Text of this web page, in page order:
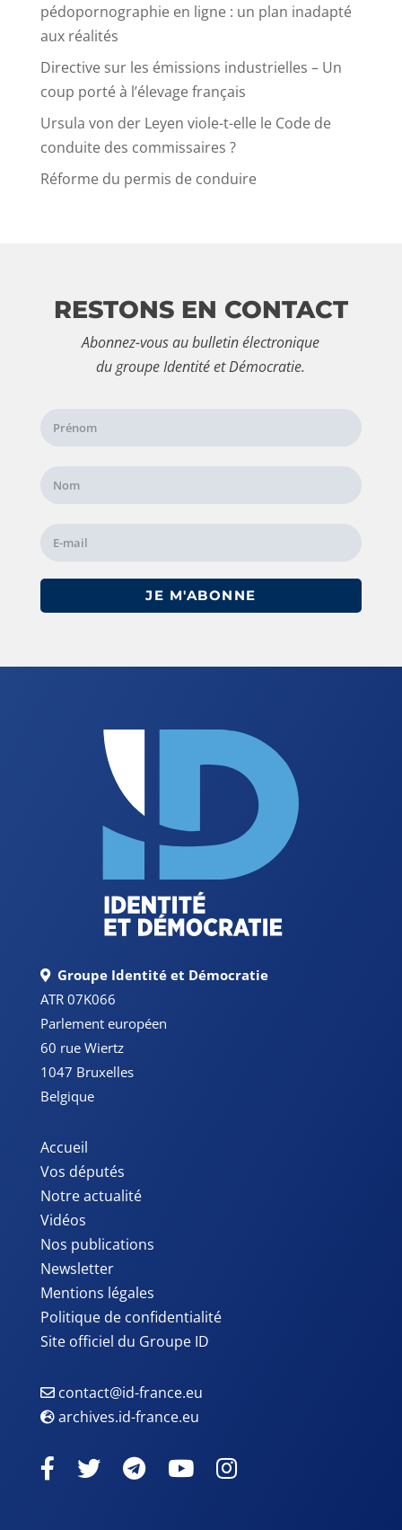
pédopornographie en ligne : un plan inadapté
aux réalités
Directive sur les émissions industrielles – Un
coup porté à l’élevage français
Ursula von der Leyen viole-t-elle le Code de
conduite des commissaires ?
Réforme du permis de conduire
RESTONS EN CONTACT
Abonnez-vous au bulletin électronique
du groupe Identité et Démocratie.
JE M'ABONNE
Groupe Identité et Démocratie
ATR 07K066
Parlement européen
60 rue Wiertz
1047 Bruxelles
Belgique
Accueil
Vos députés
Notre actualité
Vidéos
Nos publications
Newsletter
Mentions légales
Politique de confidentialité
Site officiel du Groupe ID
contact@id-france.eu
archives.id-france.eu